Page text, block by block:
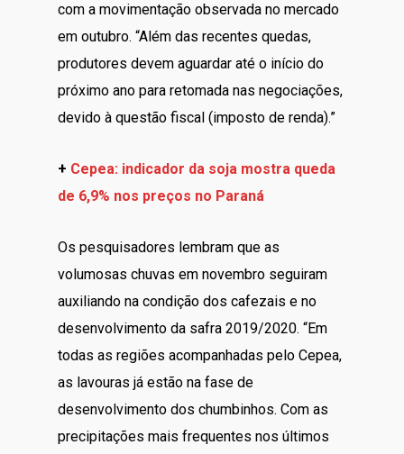
com a movimentação observada no mercado
em outubro. “Além das recentes quedas,
produtores devem aguardar até o início do
próximo ano para retomada nas negociações,
devido à questão fiscal (imposto de renda).”
+ Cepea: indicador da soja mostra queda
de 6,9% nos preços no Paraná
Os pesquisadores lembram que as
volumosas chuvas em novembro seguiram
auxiliando na condição dos cafezais e no
desenvolvimento da safra 2019/2020. “Em
todas as regiões acompanhadas pelo Cepea,
as lavouras já estão na fase de
desenvolvimento dos chumbinhos. Com as
precipitações mais frequentes nos últimos